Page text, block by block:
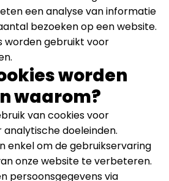
een analyse van informatie
bezoeken op een website.
worden gebruikt voor
worden
waarom?
van cookies voor
doeleinden.
enkel om de gebruikservaring
onze website te verbeteren.
persoonsgegevens via